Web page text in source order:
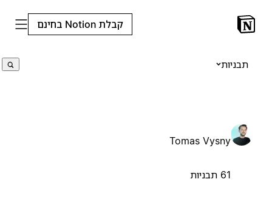
קבלת Notion בחינם
תבניות
Tomas Vysny